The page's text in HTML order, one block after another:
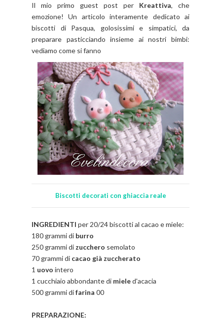
Il mio primo guest post per Kreattiva, che
emozione! Un articolo interamente dedicato ai
biscotti di Pasqua, golosissimi e simpatici, da
preparare pasticciando insieme ai nostri bimbi:
vediamo come si fanno
Biscotti decorati con ghiaccia reale
INGREDIENTI per 20/24 biscotti al cacao e miele:
180 grammi di burro
250 grammi di zucchero semolato
70 grammi di cacao già zuccherato
1 uovo intero
1 cucchiaio abbondante di mieled'acacia
500 grammi difarina 00
PREPARAZIONE: